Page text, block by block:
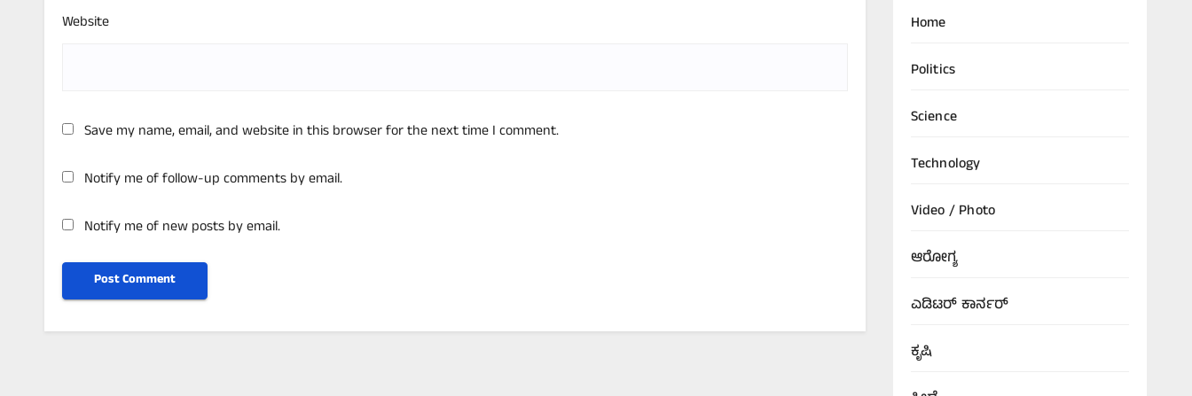
Website
Save my name, email, and website in this browser for the next time I comment.
Notify me of follow-up comments by email.
Notify me of new posts by email.
Home
Politics
Science
Technology
Video / Photo
ಆರೋಗ್ಯ
ಎಡಿಟರ್‌ ಕಾರ್ನರ್
ಕೃಷಿ